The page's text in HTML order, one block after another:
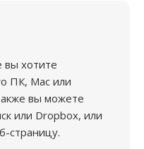
вы хотите
ПК, Mac или
вы можете
или Dropbox, или
страницу.